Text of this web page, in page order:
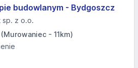
budowlanym - Bydgoszcz
sp. z o.o.
- 11km)